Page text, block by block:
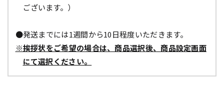
ございます。）
●発送までには1週間から10日程度いただきます。
※挨拶状をご希望の場合は、商品選択後、商品設定画面
にて選択ください。